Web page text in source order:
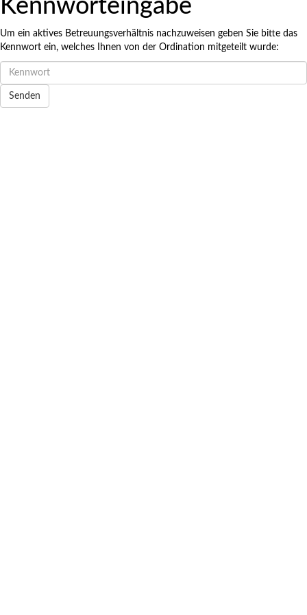
Kennworteingabe
Um ein aktives Betreuungsverhältnis nachzuweisen geben Sie bitte das
Kennwort ein, welches Ihnen von der Ordination mitgeteilt wurde:
Möglicher Zeitraum: 07.08.2026 bis 06.11.2026